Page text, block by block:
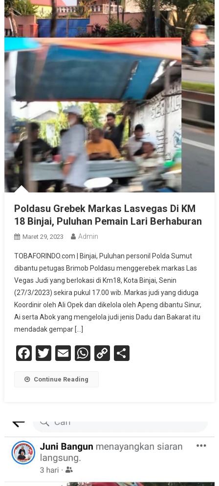
Poldasu Grebek Markas Lasvegas Di KM
18 Binjai, Puluhan Pemain Lari Berhaburan
Maret 29, 2023 Admin
TOBAFORINDO.com | Binjai, Puluhan personil Polda Sumut
dibantu petugas Brimob Poldasu menggerebek markas Las
Vegas Judi yang berlokasi di Km18, Kota Binjai, Senin
(27/3/2023) sekira pukul 17.00 wib. Markas judi yang diduga
Koordinir oleh Ali Opek dan dikelola oleh Apeng dibantu Sinur,
Ai serta Abok yang mengelola judi jenis Dadu dan Bakarat itu
mendadak gempar […]
Facebook
Twitter
EmailWhatsApp
CopyShare
Continue Reading